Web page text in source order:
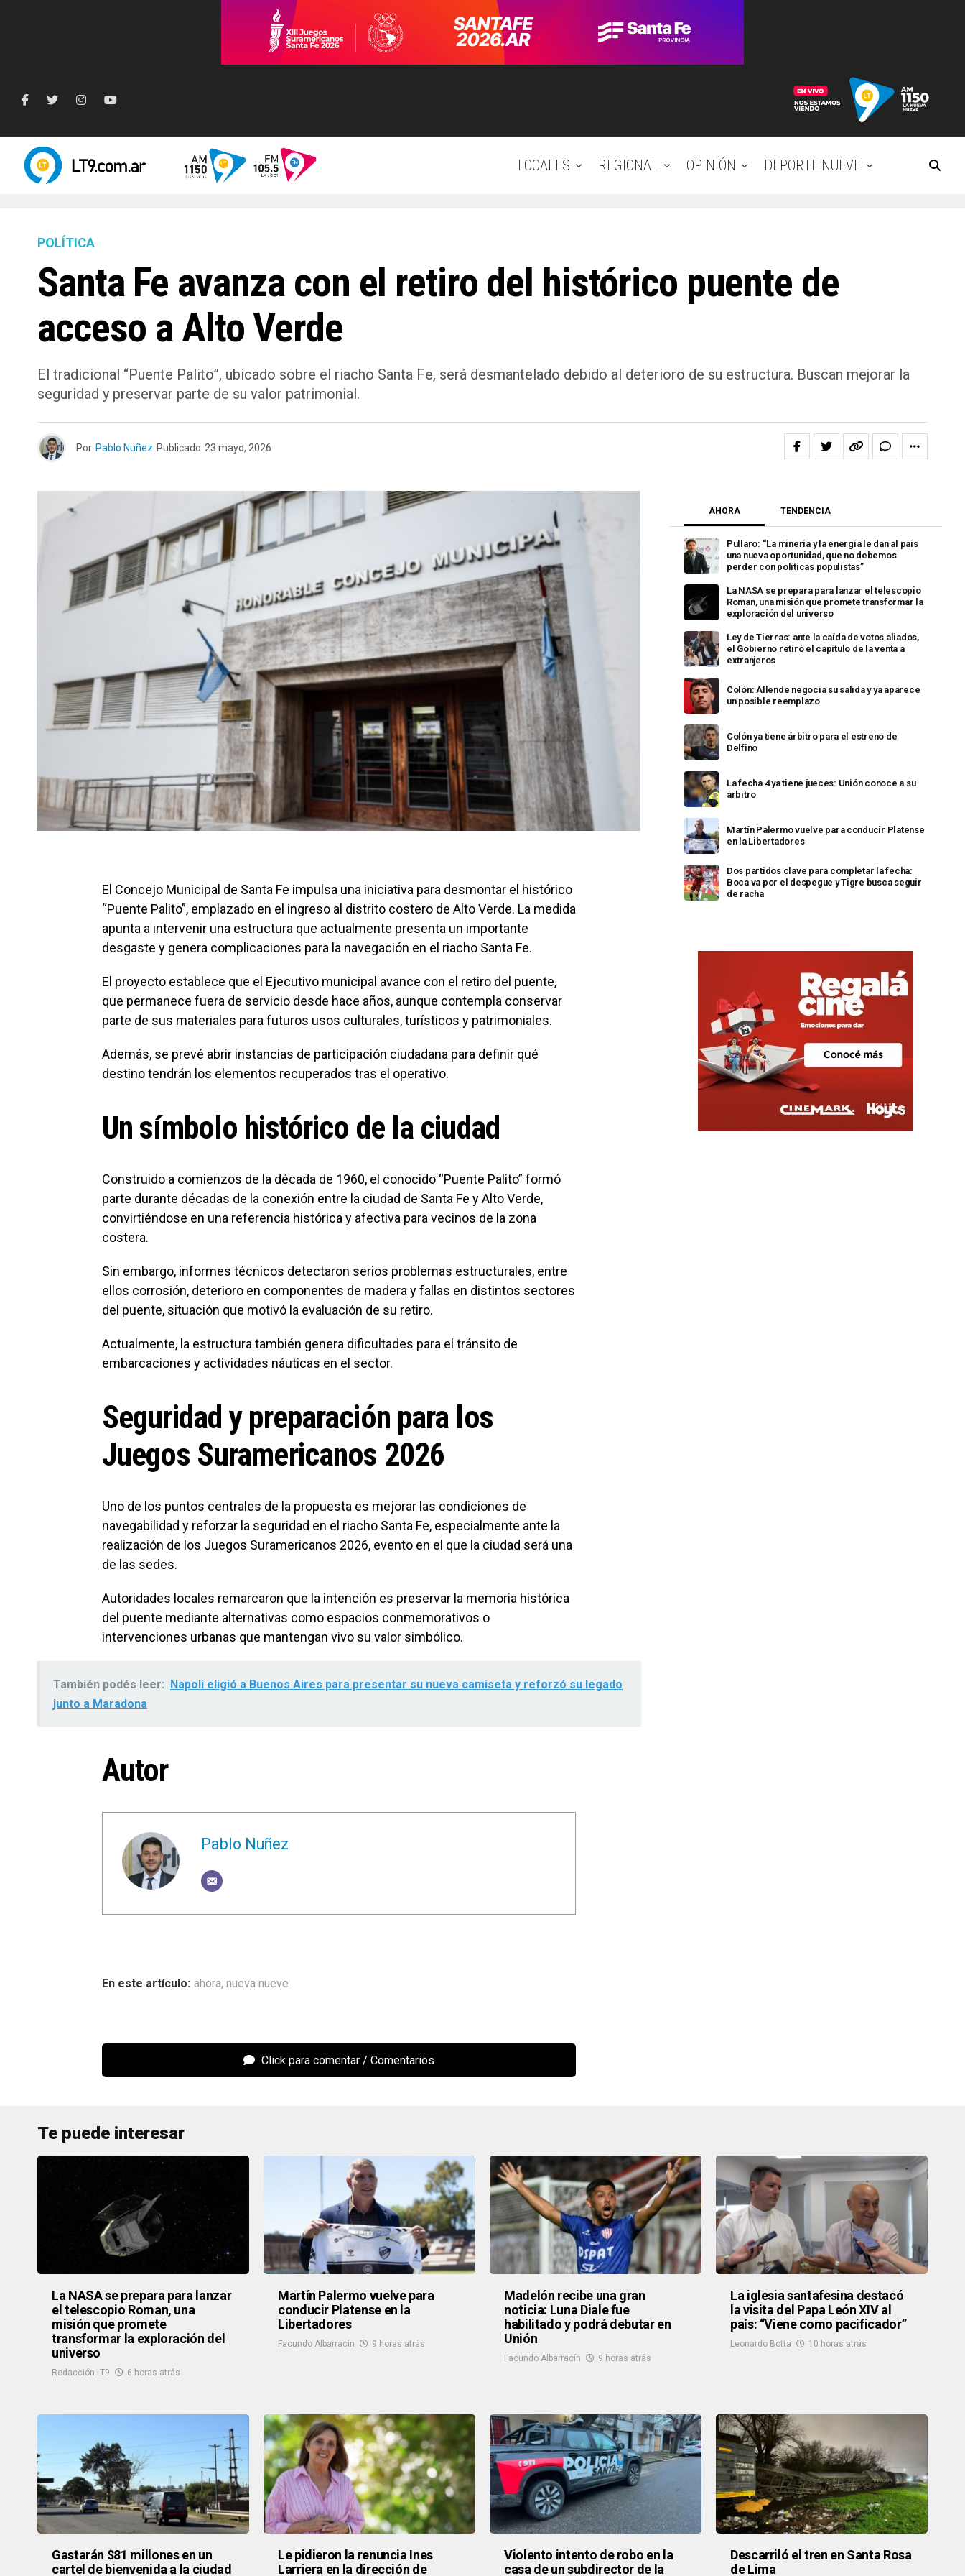
LOCALES REGIONAL OPINIÓN DEPORTE NUEVE
POLÍTICA
Santa Fe avanza con el retiro del histórico puente de
acceso a Alto Verde
El tradicional “Puente Palito”, ubicado sobre el riacho Santa Fe, será desmantelado debido al deterioro de su estructura. Buscan mejorar la
seguridad y preservar parte de su valor patrimonial.
Por Pablo Nuñez Publicado 23 mayo, 2026
El Concejo Municipal de Santa Fe impulsa una iniciativa para desmontar el histórico
“Puente Palito”, emplazado en el ingreso al distrito costero de Alto Verde. La medida
apunta a intervenir una estructura que actualmente presenta un importante
desgaste y genera complicaciones para la navegación en el riacho Santa Fe.
El proyecto establece que el Ejecutivo municipal avance con el retiro del puente,
que permanece fuera de servicio desde hace años, aunque contempla conservar
parte de sus materiales para futuros usos culturales, turísticos y patrimoniales.
Además, se prevé abrir instancias de participación ciudadana para definir qué
destino tendrán los elementos recuperados tras el operativo.
Un símbolo histórico de la ciudad
Construido a comienzos de la década de 1960, el conocido “Puente Palito” formó
parte durante décadas de la conexión entre la ciudad de Santa Fe y Alto Verde,
convirtiéndose en una referencia histórica y afectiva para vecinos de la zona
costera.
Sin embargo, informes técnicos detectaron serios problemas estructurales, entre
ellos corrosión, deterioro en componentes de madera y fallas en distintos sectores
del puente, situación que motivó la evaluación de su retiro.
Actualmente, la estructura también genera dificultades para el tránsito de
embarcaciones y actividades náuticas en el sector.
Seguridad y preparación para los
Juegos Suramericanos 2026
Uno de los puntos centrales de la propuesta es mejorar las condiciones de
navegabilidad y reforzar la seguridad en el riacho Santa Fe, especialmente ante la
realización de los Juegos Suramericanos 2026, evento en el que la ciudad será una
de las sedes.
Autoridades locales remarcaron que la intención es preservar la memoria histórica
del puente mediante alternativas como espacios conmemorativos o
intervenciones urbanas que mantengan vivo su valor simbólico.
También podés leer: Napoli eligió a Buenos Aires para presentar su nueva camiseta y reforzó su legado
junto a Maradona
Autor
Pablo Nuñez
ahora, nueva nueve
Click para comentar
AHORA TENDENCIA
Pullaro: “La minería y la energía le dan al país
una nueva oportunidad, que no debemos
perder con políticas populistas”
La NASA se prepara para lanzar el telescopio
Roman, una misión que promete transformar la
exploración del universo
Ley de Tierras: ante la caída de votos aliados,
el Gobierno retiró el capítulo de la venta a
extranjeros
Colón: Allende negocia su salida y ya aparece
un posible reemplazo
Colón ya tiene árbitro para el estreno de
Delfino
La fecha 4 ya tiene jueces: Unión conoce a su
árbitro
Martín Palermo vuelve para conducir Platense
en la Libertadores
Dos partidos clave para completar la fecha:
Boca va por el despegue y Tigre busca seguir
de racha
Te puede interesar
La NASA se prepara para lanzar
el telescopio Roman, una
misión que promete
transformar la exploración del
universo
Redacción LT9 6 horas atrás
Martín Palermo vuelve para
conducir Platense en la
Libertadores
Facundo Albarracín 9 horas atrás
Madelón recibe una gran
noticia: Luna Diale fue
habilitado y podrá debutar en
Unión
Facundo Albarracín 9 horas atrás
La iglesia santafesina destacó
la visita del Papa León XIV al
país: “Viene como pacificador”
Leonardo Botta 10 horas atrás
Gastarán $81 millones en un
cartel de bienvenida a la ciudad
Le pidieron la renuncia Ines
Larriera en la dirección de
Violento intento de robo en la
casa de un subdirector de la
Descarriló el tren en Santa Rosa
de Lima